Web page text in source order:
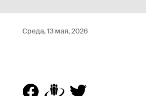
Среда, 13 мая, 2026